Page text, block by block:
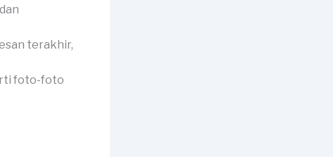
terakhir,
foto-foto